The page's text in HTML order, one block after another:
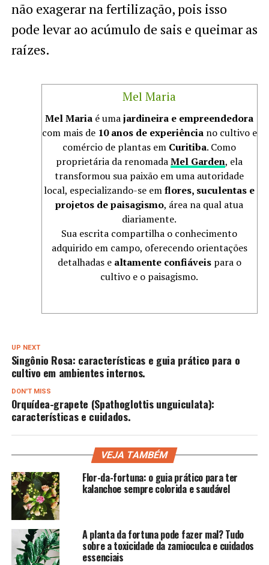
não exagerar na fertilização, pois isso
pode levar ao acúmulo de sais e queimar as
raízes.
Mel Maria
Mel Maria é umajardineira e empreendedora
com mais de 10 anos de experiênciano cultivo e
comércio de plantas em Curitiba. Como
proprietária da renomadaMel Garden, ela
transformou sua paixão em uma autoridade
local, especializando-se emflores, suculentas e
projetos de paisagismo, área na qual atua
diariamente.
Sua escrita compartilha o conhecimento
adquirido em campo, oferecendo orientações
detalhadas e altamente confiáveispara o
cultivo e o paisagismo.
UP NEXT
Singônio Rosa: características e guia prático para o
cultivo em ambientes internos.
DON'T MISS
Orquídea-grapete (Spathoglottis unguiculata):
características e cuidados.
VEJA TAMBÉM
Flor-da-fortuna: o guia prático para ter
kalanchoe sempre colorida e saudável
A planta da fortuna pode fazer mal? Tudo
sobre a toxicidade da zamioculca e cuidados
essenciais